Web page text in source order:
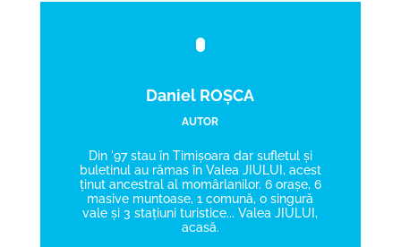
Daniel ROȘCA
AUTOR
Din '97 stau în Timișoara dar sufletul și
buletinul au rămas în Valea JIULUI, acest
ținut ancestral al momârlanilor. 6 orașe, 6
masive muntoase, 1 comună, o singură
vale și 3 stațiuni turistice... Valea JIULUI,
acasă.